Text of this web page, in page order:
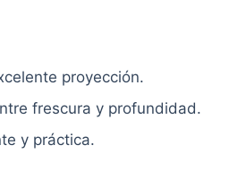
proyección.
frescura y profundidad.
y práctica.